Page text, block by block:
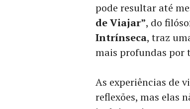
pode resultar até
de Viajar”, do
Intrínseca, traz
mais profundas por
As experiências de
reflexões, mas elas